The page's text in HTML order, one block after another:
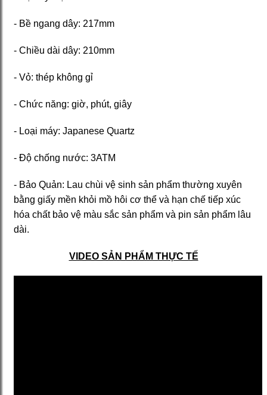
- Bề ngang dây: 217mm
- Chiều dài dây: 210mm
- Vỏ: thép không gỉ
- Chức năng: giờ, phút, giây
- Loại máy: Japanese Quartz
- Độ chống nước: 3ATM
- Bảo Quản: Lau chùi vệ sinh sản phẩm thường xuyên
bằng giấy mền khỏi mồ hôi cơ thể và hạn chế tiếp xúc
hóa chất bảo vệ màu sắc sản phẩm và pin sản phẩm lâu
dài.
VIDEO SẢN PHẨM THỰC TẾ